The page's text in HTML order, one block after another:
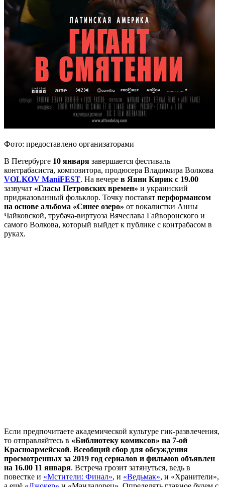
Фото: предоставлено организаторами
В Петербурге 10 января завершается фестиваль
контрабасиста, композитора, продюсера Владимира Волкова
VOLKOV ManiFEST. На вечере в Яяни Кирик с 19.00
зазвучат «Гласы Петровских времен» и украинский
приджазованный фольклор. Точку поставят перформансом
на основе альбома «Синее озеро» от вокалистки Анны
Чайковской, трубача-виртуоза Вячеслава Гайворонского и
самого Волкова, который выйдет к публике с контрабасом в
руках.
Если предпочитаете академической культуре гик-развлечения,
то отправляйтесь в «Библиотеку комиксов» на 7-ой
Красноармейской. Всеобщий сбор для обсуждения
просмотренных за 2019 год сериалов и фильмов объявлен
на 16.00 11 января. Встреча грозит затянуться, ведь в
повестке и «Мстители: Финал», и «Ведьмак», и «Хранители»,